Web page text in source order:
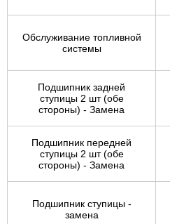
Обслуживание топливной
системы
Подшипник задней
ступицы 2 шт (обе
стороны) - Замена
Подшипник передней
ступицы 2 шт (обе
стороны) - Замена
Подшипник ступицы -
замена